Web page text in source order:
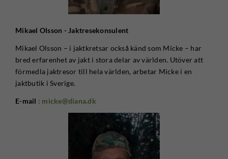
Mikael Olsson - Jaktresekonsulent
Mikael Olsson – i jaktkretsar också känd som Micke – har
bred erfarenhet av jakt i stora delar av världen. Utöver att
förmedla jaktresor till hela världen, arbetar Micke i en
jaktbutik i Sverige.
E-mail : micke@diana.dk